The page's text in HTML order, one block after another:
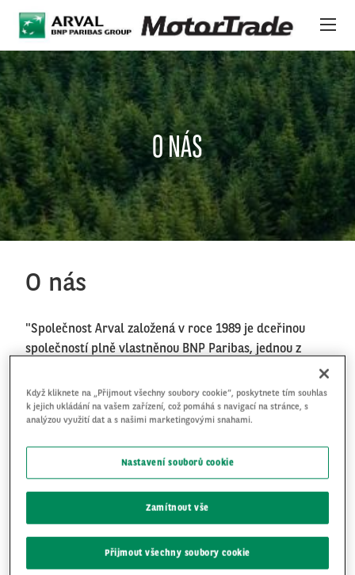
Přejít k hlavnímu obsahu
O NÁS
O nás
"Společnost Arval založená v roce 1989 je dceřinou
společností plně vlastněnou BNP Paribas, jednou z
specializuje na leasing vozidel a správu vozového
parku. Podporujeme zákazníky všech velikostí - od
malých a středních podniků s jedním nebo dvěma
vozidly, až po velké mezinárodní korporace s tisíci
vozidly. Odborné poradenství, kvalita služeb a
zákaznického příslibu, který poskytuje ve 30-ti zemích
více než 8 000 zaměstnancům. Náš pronajatý vozový
park čítá v prosinci 2022 1,6 milionu vozidel po celém
světě.
24/7 PLATFORMA
VOZIDLA
O NÁS
MEZINÁRODNÍ SKLAD
NOVINKY
PODPORA
Když kliknete na „Přijmout všechny soubory cookie“, poskytnete tím souhlas
k jejich ukládání na vašem zařízení, což pomáhá s navigací na stránce, s
analýzou využití dat a s našimi marketingovými snahami.
Nastavení souborů cookie
Zamítnout vše
Přijmout všechny soubory cookie